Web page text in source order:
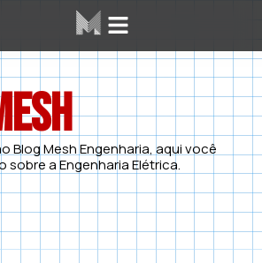
Blog Mesh Engenharia, aqui você
sobre a Engenharia Elétrica.